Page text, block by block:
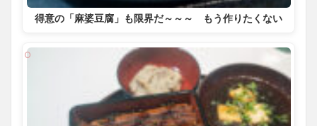
得意の「麻婆豆腐」も限界だ～～～ もう作りたくない